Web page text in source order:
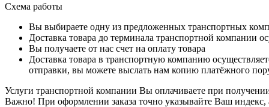
Схема работы
Вы выбираете одну из предложенных транспортных
Доставка товара до терминала транспортной компании
Вы получаете от нас счет на оплату товара
Доставка товара в транспортную компанию
отправки, вы можете выслать нам копию платёжного
Услуги транспортной компании Вы оплачиваете при
Важно! При оформлении заказа точно указывайте Ваш индекс,